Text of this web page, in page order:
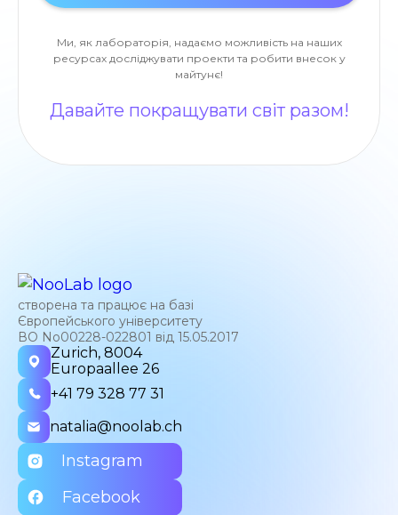
Ми, як лабораторія, надаємо можливість на наших
ресурсах досліджувати проекти та робити внесок у
майтунє!
Давайте покращувати світ разом!
створена та працює на базі
Європейського університету
ВО No00228-022801 від 15.05.2017
Zurich, 8004
Europaallee 26
+41 79 328 77 31
natalia@noolab.ch
Instagram
Facebook